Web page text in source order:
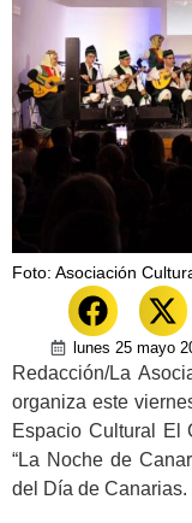
Foto: Asociación
lunes 25 mayo
Redacción/La
organiza este
Espacio Cultural El
“La Noche de
del Día de Canarias.